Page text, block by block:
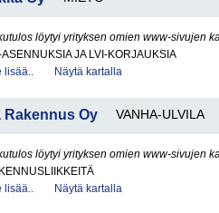
löytyi yrityksen omien www-sivujen
ASENNUKSIA JA LVI-KORJAUKSIA
lisää..
Näytä kartalla
Rakennus Oy VANHA-ULVILA
löytyi yrityksen omien www-sivujen
lisää..
Näytä kartalla